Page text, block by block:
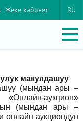
RU
Жеке кабинет
макулдашуу
(мындан ары –
аукцион»
(мындан ары –
онлайн аукциондун